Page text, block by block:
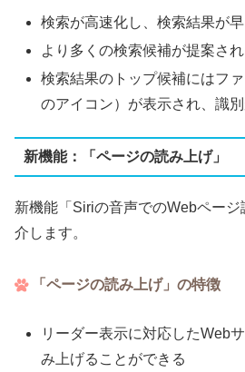
検索が高速化し、検索結果が
より多くの検索候補が提案さ
検索結果のトップ候補にはフ
のアイコン）が表示され、識
新機能：「ページの読み上げ」
新機能「Siriの音声でのWebペー
介します。
「ページの読み上げ」の特徴
リーダー表示に対応したWeb
み上げることができる